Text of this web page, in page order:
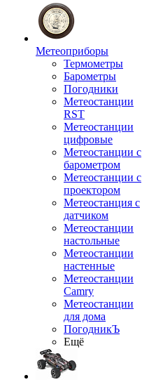
Метеоприборы
Термометры
Барометры
Погодники
Метеостанции
RST
Метеостанции
цифровые
Метеостанции с
барометром
Метеостанции с
проектором
Метеостанция с
датчиком
Метеостанции
настольные
Метеостанции
настенные
Метеостанции
Camry
Метеостанции
для дома
ПогодникЪ
Ещё